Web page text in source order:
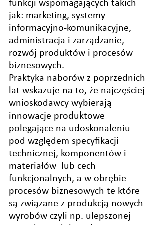
funkcji wspomagających takich
jak: marketing, systemy
informacyjno-komunikacyjne,
administracja i zarządzanie,
rozwój produktów i procesów
biznesowych.
Praktyka naborów z poprzednich
lat wskazuje na to, że najczęściej
wnioskodawcy wybierają
innowacje produktowe
polegające na udoskonaleniu
pod względem specyfikacji
technicznej, komponentów i
materiałów  lub cech
funkcjonalnych, a w obrębie
procesów biznesowych te które
są związane z produkcją nowych
wyrobów czyli np. ulepszonej